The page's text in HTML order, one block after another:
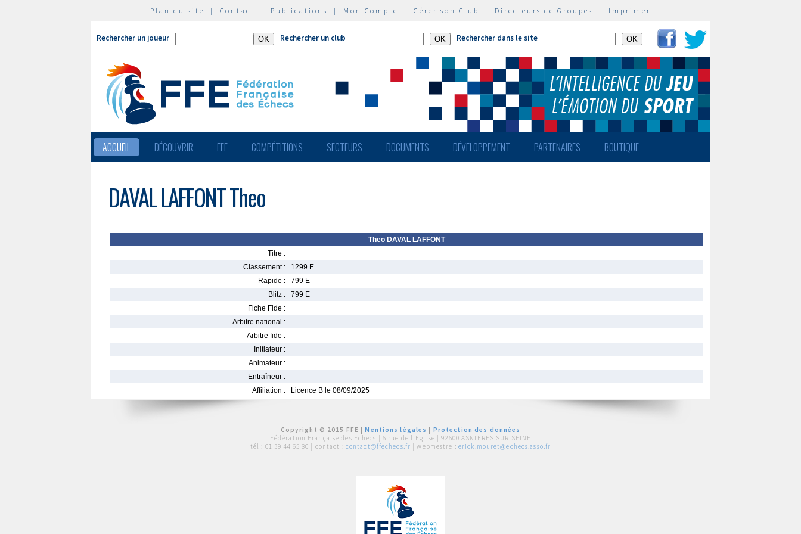
Plan du site | Contact | Publications | Mon Compte | Gérer son Club | Directeurs de Groupes | Imprimer
Rechercher un joueur Rechercher un club Rechercher dans le site
ACCUEIL DÉCOUVRIR FFE COMPÉTITIONS SECTEURS DOCUMENTS DÉVELOPPEMENT PARTENAIRES BOUTIQUE
DAVAL LAFFONT Theo
Theo DAVAL LAFFONT
Titre :
Classement :
1299 E
Rapide :
799 E
Blitz :
799 E
Fiche Fide :
Arbitre national :
Arbitre fide :
Initiateur :
Animateur :
Entraîneur :
Affiliation :
Licence B le 08/09/2025
Copyright © 2015 FFE |Mentions légales
Protection des données
Fédération Française des Echecs | 6 rue de l'Eglise | 92600 ASNIERES SUR SEINE
tél : 01 39 44 65 80 | contact : contact@ffechecs.fr | webmestre : erick.mouret@echecs.asso.fr